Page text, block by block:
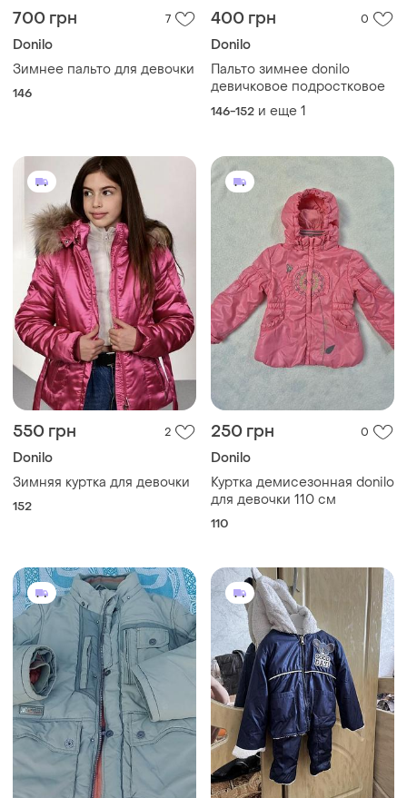
700 грн 7
Donilo
Зимнее пальто для девочки
146
400 грн 0
Donilo
Пальто зимнее donilo
девичковое подростковое
146-152 и еще 1
550 грн 2
Donilo
Зимняя куртка для девочки
152
250 грн 0
Donilo
Куртка демисезонная donilo
для девочки 110 см
110